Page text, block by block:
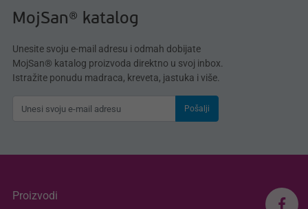
MojSan® katalog
Unesite svoju e-mail adresu i odmah dobijate
MojSan® katalog proizvoda direktno u svoj inbox.
Istražite ponudu madraca, kreveta, jastuka i više.
Pošalji
Proizvodi